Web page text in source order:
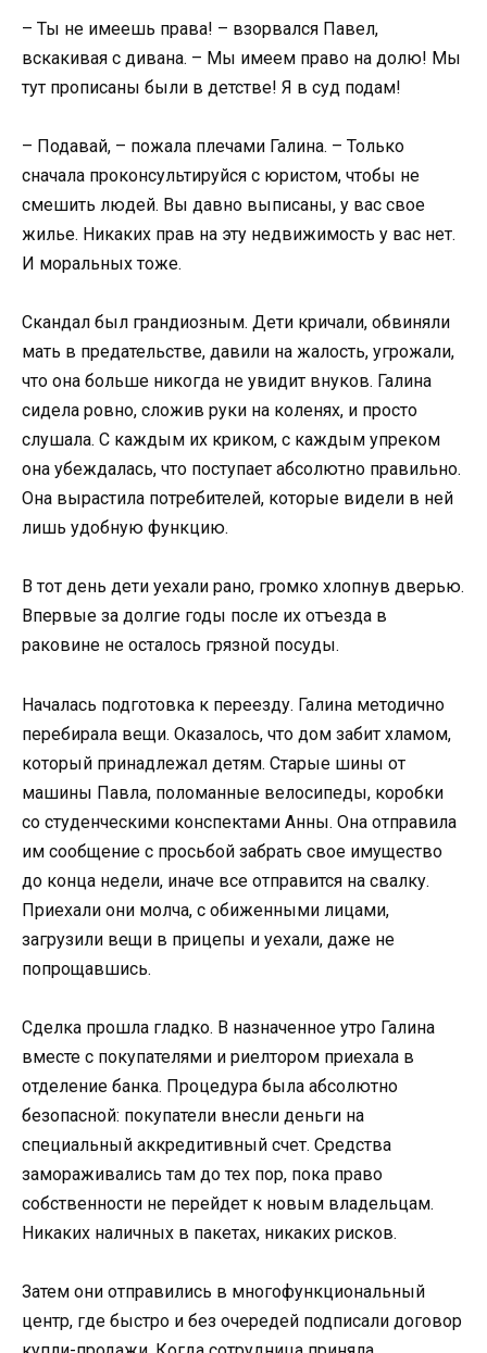
– Ты не имеешь права! – взорвался Павел,
вскакивая с дивана. – Мы имеем право на долю! Мы
тут прописаны были в детстве! Я в суд подам!
– Подавай, – пожала плечами Галина. – Только
сначала проконсультируйся с юристом, чтобы не
смешить людей. Вы давно выписаны, у вас свое
жилье. Никаких прав на эту недвижимость у вас нет.
И моральных тоже.
Скандал был грандиозным. Дети кричали, обвиняли
мать в предательстве, давили на жалость, угрожали,
что она больше никогда не увидит внуков. Галина
сидела ровно, сложив руки на коленях, и просто
слушала. С каждым их криком, с каждым упреком
она убеждалась, что поступает абсолютно правильно.
Она вырастила потребителей, которые видели в ней
лишь удобную функцию.
В тот день дети уехали рано, громко хлопнув дверью.
Впервые за долгие годы после их отъезда в
раковине не осталось грязной посуды.
Началась подготовка к переезду. Галина методично
перебирала вещи. Оказалось, что дом забит хламом,
который принадлежал детям. Старые шины от
машины Павла, поломанные велосипеды, коробки
со студенческими конспектами Анны. Она отправила
им сообщение с просьбой забрать свое имущество
до конца недели, иначе все отправится на свалку.
Приехали они молча, с обиженными лицами,
загрузили вещи в прицепы и уехали, даже не
попрощавшись.
Сделка прошла гладко. В назначенное утро Галина
вместе с покупателями и риелтором приехала в
отделение банка. Процедура была абсолютно
безопасной: покупатели внесли деньги на
специальный аккредитивный счет. Средства
замораживались там до тех пор, пока право
собственности не перейдет к новым владельцам.
Никаких наличных в пакетах, никаких рисков.
Затем они отправились в многофункциональный
центр, где быстро и без очередей подписали договор